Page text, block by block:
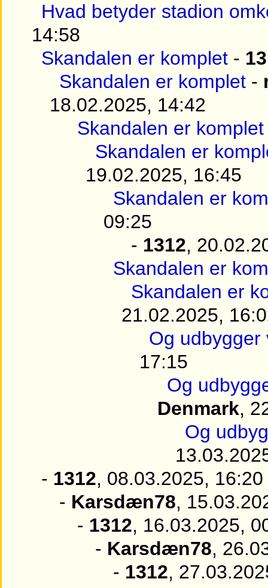
Hvad betyder stadion
14:58
Skandalen er komplet -
Skandalen er komplet -
18.02.2025, 14:42
Skandalen er komplet
Skandalen er
19.02.2025, 16:45
Skandalen er
09:25
- 1312,
Skandalen er
Skandalen er
21.02.2025,
Og udbygger
17:15
Og
Denmark,
Og
- 1312, 08.03.2025, 16:20
- Karsdæn78,
- 1312, 16.03.2025,
- Karsdæn78,
- 1312,